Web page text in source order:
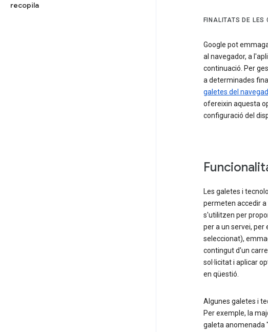
recopila
FINALITATS DE LES
Google pot
al navegador, a
continuació. Per
a determinades
galetes del
ofereixin aquesta
configuració del
Les galetes i
permeten accedir
s'utilitzen per
per a un servei,
seleccionat),
contingut d'un
sol·licitat i aplicar
en qüestió.
Algunes galetes i
Per exemple, la
galeta anomenada